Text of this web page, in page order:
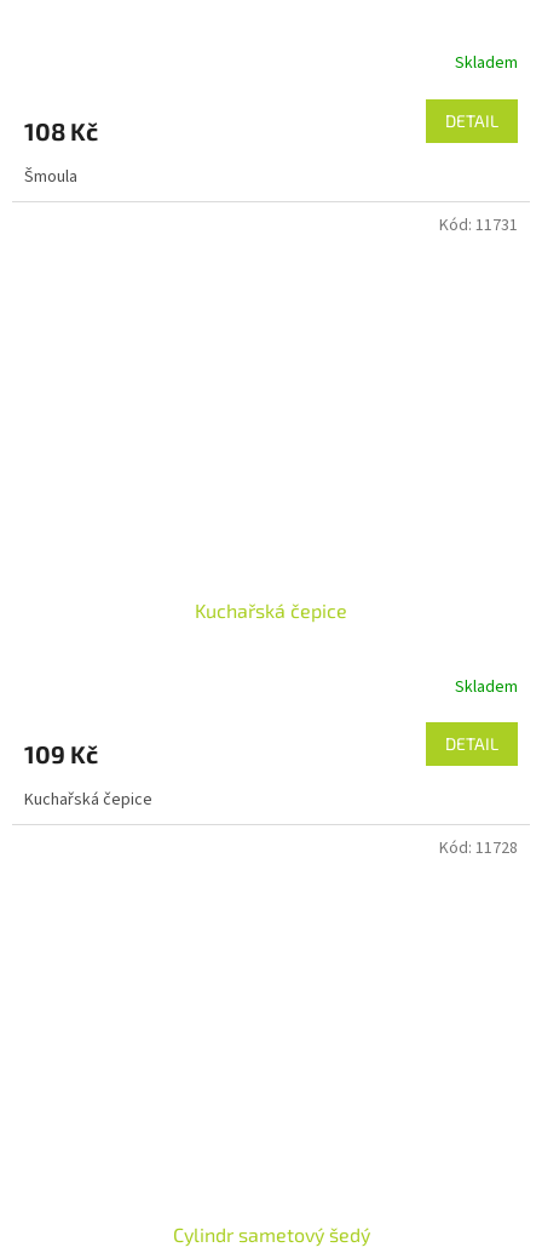
Skladem
108 Kč DETAIL
Šmoula
Kuchařská čepice
Skladem
109 Kč DETAIL
Kuchařská čepice
Kód: 11731
Cylindr sametový šedý
Kód: 11728